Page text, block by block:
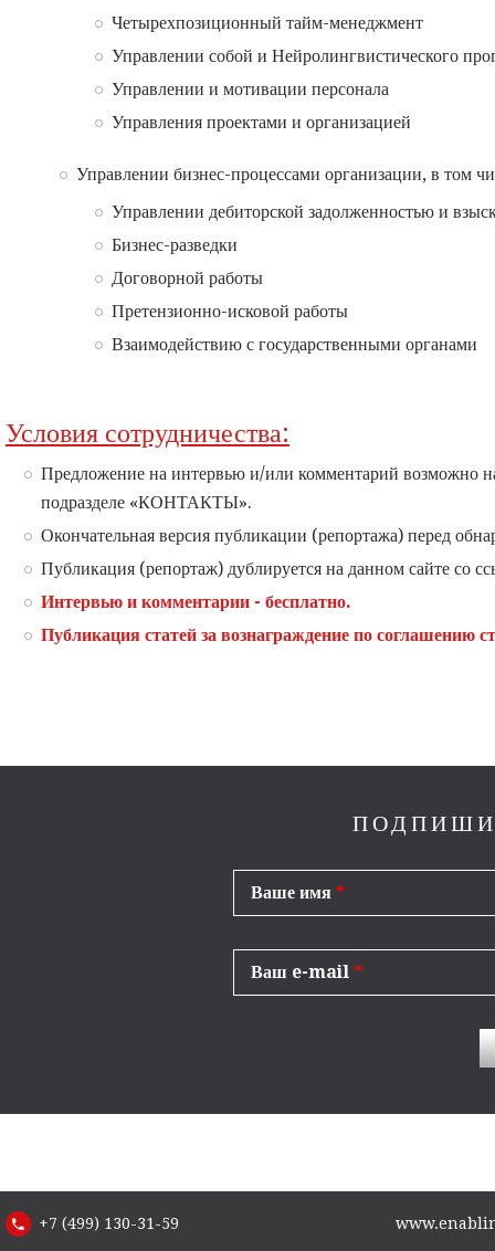
Четырехпозиционный тайм-менеджмент
Управлении собой и Нейролингвистического
Управлении и мотивации персонала
Управления проектами и организацией
Управлении бизнес-процессами организации, в том
Управлении дебиторской задолженностью и
Бизнес-разведки
Договорной работы
Претензионно-исковой работы
Взаимодействию с государственными органами
Условия сотрудничества:
Предложение на интервью и/или комментарий возможно
подразделе «КОНТАКТЫ».
Окончательная версия публикации (репортажа) перед
Публикация (репортаж) дублируется на данном сайте со
Интервью и комментарии - бесплатно.
Публикация статей за вознаграждение по соглашению
Ваше имя *
Ваш e-mail *
+7 (499) 130-31-59